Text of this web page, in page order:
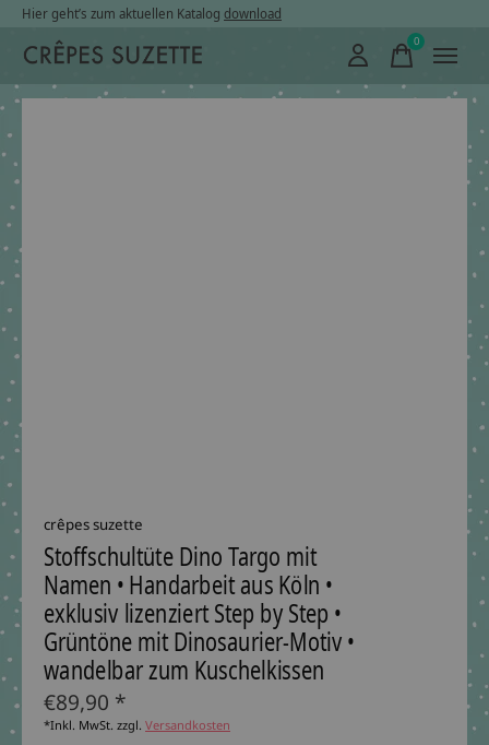
Hier geht’s zum aktuellen Katalog download
0items
crêpes suzette
Stoffschultüte Dino Targo mit
Namen • Handarbeit aus Köln •
exklusiv lizenziert Step by Step •
Grüntöne mit Dinosaurier-Motiv •
wandelbar zum Kuschelkissen
€89,90 *
*Inkl. MwSt. zzgl. Versandkosten